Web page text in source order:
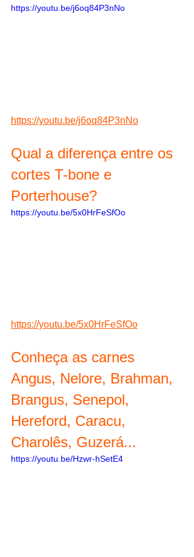
https://youtu.be/j6oq84P3nNo
https://youtu.be/j6oq84P3nNo
Qual a diferença entre os
cortes T-bone e
Porterhouse?
https://youtu.be/5x0HrFeSfOo
https://youtu.be/5x0HrFeSfOo
Conheça as carnes
Angus, Nelore, Brahman,
Brangus, Senepol,
Hereford, Caracu,
Charolês, Guzerá...
https://youtu.be/Hzwr-hSetE4